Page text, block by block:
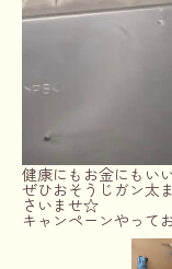
健康にもお金にもい
ぜひおそうじガン太
さいませ☆
キャンペーンやって